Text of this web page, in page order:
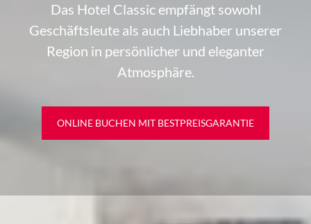
Das Hotel Classic empfängt sowohl
Geschäftsleute als auch Liebhaber unserer
Region in persönlicher und eleganter
Atmosphäre.
ONLINE BUCHEN MIT BESTPREISGARANTIE